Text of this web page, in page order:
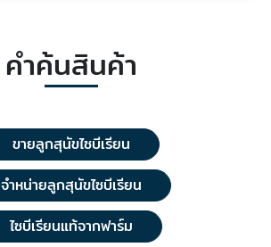
คำค้นสินค้า
ขายลูกสุนัขไซบีเรียน
จําหน่ายลูกสุนัขไซบีเรียน
ไซบีเรียนแท้จากฟาร์ม